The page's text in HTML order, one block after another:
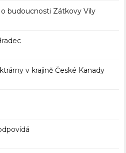
budoucnosti Zátkovy Vily
v krajině České Kanady